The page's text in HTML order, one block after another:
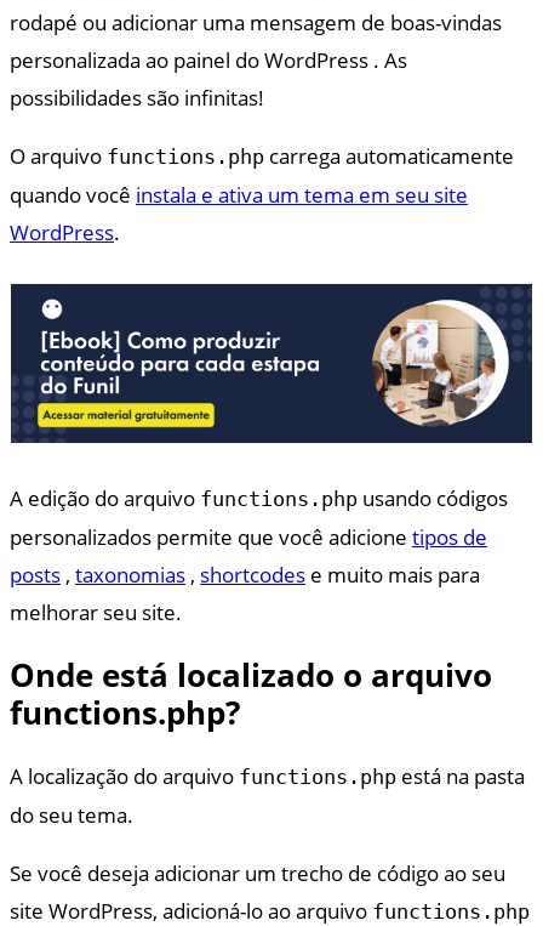
rodapé ou adicionar uma mensagem de boas-vindas
personalizada ao painel do WordPress . As
possibilidades são infinitas!
O arquivo functions.php carrega automaticamente
quando você instala e ativa um tema em seu site
WordPress.
A edição do arquivo functions.php usando códigos
personalizados permite que você adicione tipos de
posts , taxonomias , shortcodes e muito mais para
melhorar seu site.
Onde está localizado o arquivo
functions.php?
A localização do arquivo functions.php está na pasta
do seu tema.
Se você deseja adicionar um trecho de código ao seu
site WordPress, adicioná-lo ao arquivo functions.php